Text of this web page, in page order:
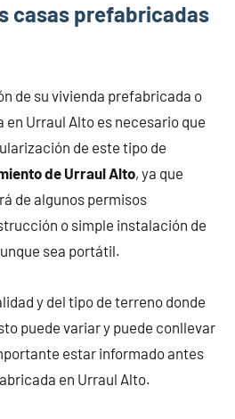
casas prefabricadas
de su vivienda prefabricada o
Urraul Alto es necesario que
de este tipo de
de Urraul Alto, ya que
de algunos permisos
o simple instalación de
sea portátil.
y del tipo de terreno donde
puede variar y puede conllevar
estar informado antes
en Urraul Alto.